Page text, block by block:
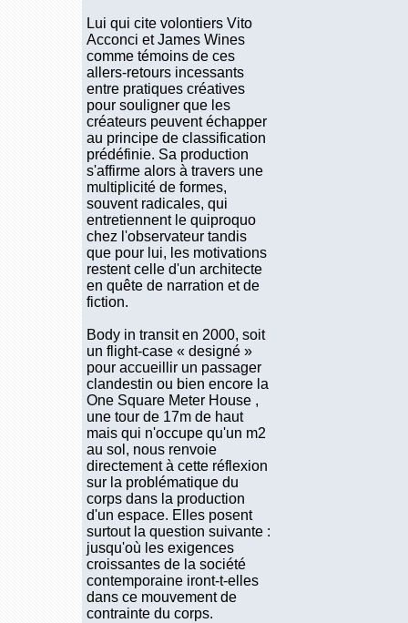
Lui qui cite volontiers Vito
Acconci et James Wines
comme témoins de ces
allers-retours incessants
entre pratiques créatives
pour souligner que les
créateurs peuvent échapper
au principe de classification
prédéfinie. Sa production
s'affirme alors à travers une
multiplicité de formes,
souvent radicales, qui
entretiennent le quiproquo
chez l'observateur tandis
que pour lui, les motivations
restent celle d'un architecte
en quête de narration et de
fiction.
Body in transit en 2000, soit
un flight-case « designé »
pour accueillir un passager
clandestin ou bien encore la
One Square Meter House ,
une tour de 17m de haut
mais qui n'occupe qu'un m2
au sol, nous renvoie
directement à cette réflexion
sur la problématique du
corps dans la production
d'un espace. Elles posent
surtout la question suivante :
jusqu'où les exigences
croissantes de la société
contemporaine iront-t-elles
dans ce mouvement de
contrainte du corps.